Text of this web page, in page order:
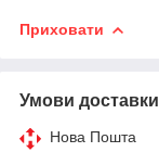
Приховати
Умови доставки
Нова Пошта